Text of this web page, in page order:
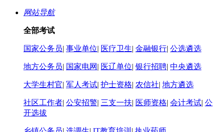
网站导航
全部考试
国家公务员| 事业单位| 医疗卫生| 金融银行| 公选遴选
地方公务员| 国家电网 | 医辽单位| 银行招聘| 中央遴选
大学生村官| 军人考试| 护士资格| 农信社| 地方遴选
社区工作者| 公安招警| 三支一扶| 医师资格| 会计考试| 公
开选拔